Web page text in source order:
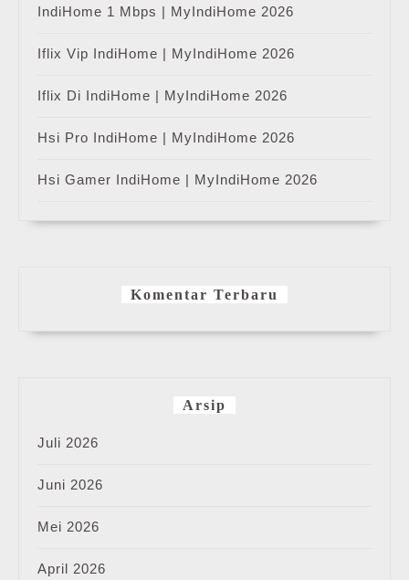
IndiHome 1 Mbps | MyIndiHome 2026
Iflix Vip IndiHome | MyIndiHome 2026
Iflix Di IndiHome | MyIndiHome 2026
Hsi Pro IndiHome | MyIndiHome 2026
Hsi Gamer IndiHome | MyIndiHome 2026
Komentar Terbaru
Arsip
Juli 2026
Juni 2026
Mei 2026
April 2026